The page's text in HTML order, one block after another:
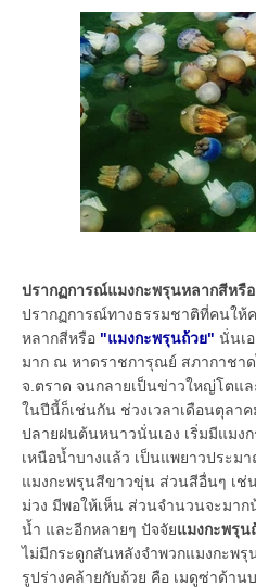
ปรากฏการณ์แมงกะพรุนหลากสีหรื
ปรากฏการณ์ทางธรรมชาติที่คนให้
หลากสีหรือ "แมงกะพรุนถ้วย" นั่นเ
มาก ณ หาดราชการุณย์ สภากาชาด
จ.ตราด จนกลายเป็นข่าวใหญ่โตแ
ในปีนี้ก็เช่นกัน ช่วงเวลาเดือนตุลา
ปลายฝนต้นหนาวนั่นเอง เริ่มมีแมง
เหนือน้ำบางแล้ว เป็นแพยาวประม
แมงกะพรุนสีขาวขุ่น ส่วนสีอื่นๆ เช่
ม่วง มีพอให้เห็น ส่วนจำนวนจะมา
น้ำ และอีกหลายๆ ปัจจัยแมงกะพรุน
ไม่มีกระดูกสันหลังจำพวกแมงกะพ
รูปร่างคล้ายกับถ้วย คือ เมดูซ่าด้า